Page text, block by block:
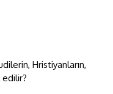
Hristiyanların,
edilir?